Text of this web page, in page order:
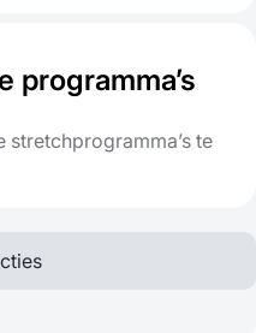
programma’s
te